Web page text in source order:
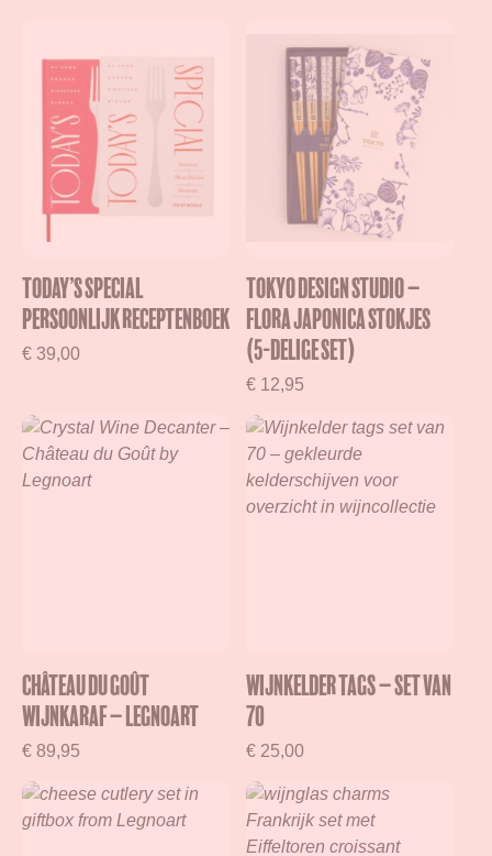
Today’s Special
Persoonlijk Receptenboek
€ 39,00
TOKYO DESIGN STUDIO –
Flora Japonica stokjes
(5-delige set)
€ 12,95
Château du Goût
Wijnkaraf – Legnoart
€ 89,95
Wijnkelder Tags – set van
70
€ 25,00